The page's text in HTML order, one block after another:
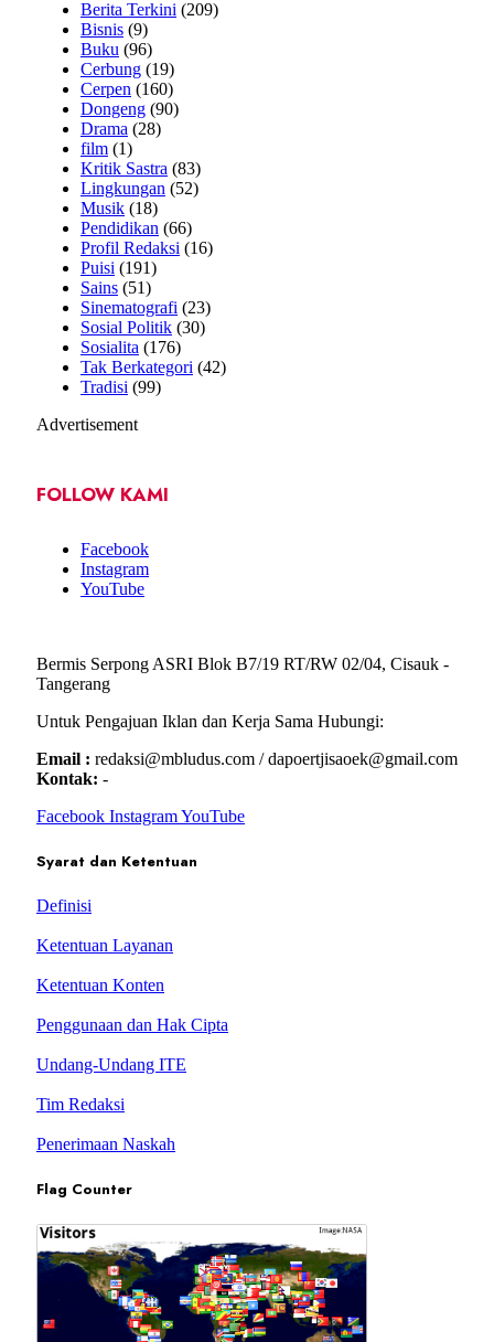
Berita Terkini (209)
Bisnis (9)
Buku (96)
Cerbung (19)
Cerpen (160)
Dongeng (90)
Drama (28)
film (1)
Kritik Sastra (83)
Lingkungan (52)
Musik (18)
Pendidikan (66)
Profil Redaksi (16)
Puisi (191)
Sains (51)
Sinematografi (23)
Sosial Politik (30)
Sosialita (176)
Tak Berkategori (42)
Tradisi (99)
Advertisement
FOLLOW KAMI
Facebook
Instagram
YouTube
Bermis Serpong ASRI Blok B7/19 RT/RW 02/04, Cisauk -
Tangerang
Untuk Pengajuan Iklan dan Kerja Sama Hubungi:
Email : redaksi@mbludus.com / dapoertjisaoek@gmail.com
Kontak: -
Facebook InstagramYouTube
Syarat dan Ketentuan
Definisi
Ketentuan Layanan
Ketentuan Konten
Penggunaan dan Hak Cipta
Undang-Undang ITE
Tim Redaksi
Penerimaan Naskah
Flag Counter